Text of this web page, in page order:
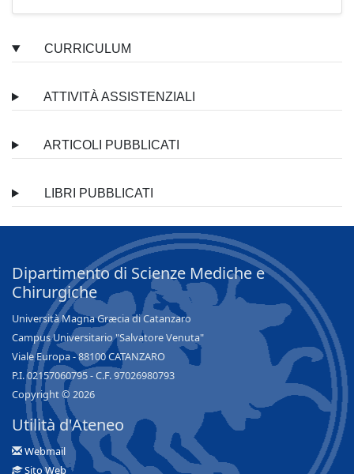
CURRICULUM
ATTIVITÀ ASSISTENZIALI
ARTICOLI PUBBLICATI
LIBRI PUBBLICATI
Dipartimento di Scienze Mediche e
Chirurgiche
Università Magna Græcia di Catanzaro
Campus Universitario "Salvatore Venuta"
Viale Europa - 88100 CATANZARO
P.I. 02157060795 - C.F. 97026980793
Copyright © 2026
Utilità d'Ateneo
Webmail
Sito Web